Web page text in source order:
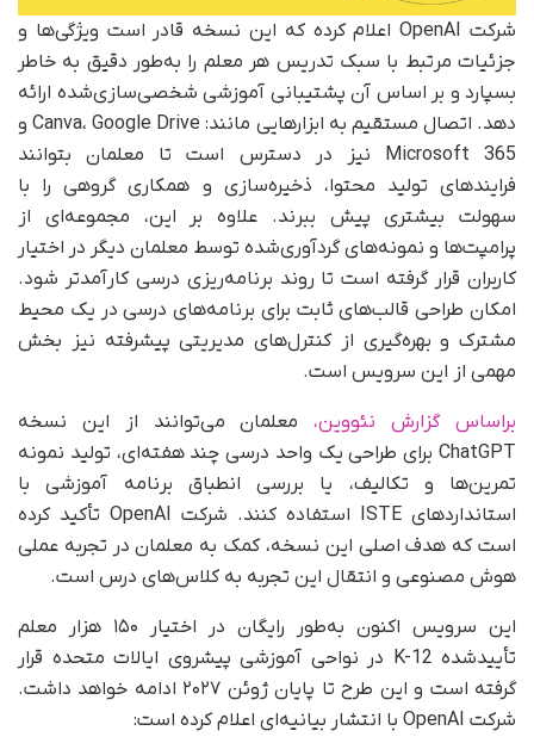
شرکت OpenAI اعلام کرده که این نسخه قادر است ویژگی‌ها و
جزئیات مرتبط با سبک تدریس هر معلم را به‌طور دقیق به خاطر
بسپارد و بر اساس آن پشتیبانی آموزشی شخصی‌سازی‌شده ارائه
دهد. اتصال مستقیم به ابزارهایی مانند: Canva، Google Drive و
Microsoft 365 نیز در دسترس است تا معلمان بتوانند
فرایندهای تولید محتوا، ذخیره‌سازی و همکاری گروهی را با
سهولت بیشتری پیش ببرند. علاوه بر این، مجموعه‌ای از
پرامپت‌ها و نمونه‌های گردآوری‌شده توسط معلمان دیگر در اختیار
کاربران قرار گرفته است تا روند برنامه‌ریزی درسی کارآمدتر شود.
امکان طراحی قالب‌های ثابت برای برنامه‌های درسی در یک محیط
مشترک و بهره‌گیری از کنترل‌های مدیریتی پیشرفته نیز بخش
مهمی از این سرویس است.
براساس گزارش نئووین،معلمان می‌توانند از این نسخه
ChatGPT برای طراحی یک واحد درسی چند هفته‌ای، تولید نمونه
تمرین‌ها و تکالیف، یا بررسی انطباق برنامه آموزشی با
استانداردهای ISTE استفاده کنند. شرکت OpenAI تأکید کرده
است که هدف اصلی این نسخه، کمک به معلمان در تجربه عملی
هوش مصنوعی و انتقال این تجربه به کلاس‌های درس است.
این سرویس اکنون به‌طور رایگان در اختیار ۱۵۰ هزار معلم
تأییدشده K-12 در نواحی آموزشی پیشروی ایالات متحده قرار
گرفته است و این طرح تا پایان ژوئن ۲۰۲۷ ادامه خواهد داشت.
شرکت OpenAI با انتشار بیانیه‌ای اعلام کرده است: